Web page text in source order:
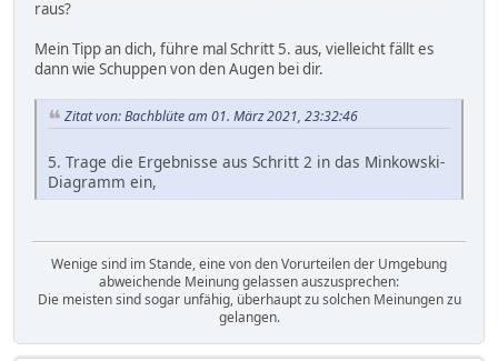
raus?
Mein Tipp an dich, führe mal Schritt 5. aus, vielleicht fällt es
dann wie Schuppen von den Augen bei dir.
Zitat von: Bachblüte am 01. März 2021, 23:32:46
5. Trage die Ergebnisse aus Schritt 2 in das Minkowski-
Diagramm ein,
Wenige sind im Stande, eine von den Vorurteilen der Umgebung
abweichende Meinung gelassen auszusprechen:
Die meisten sind sogar unfähig, überhaupt zu solchen Meinungen zu
gelangen.